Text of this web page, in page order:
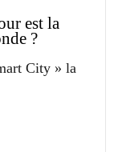
est la
?
City » la